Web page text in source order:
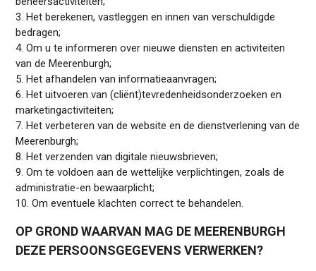
3. Het berekenen, vastleggen en innen van verschuldigde
bedragen;
4. Om u te informeren over nieuwe diensten en activiteiten
van de Meerenburgh;
5. Het afhandelen van informatieaanvragen;
6. Het uitvoeren van (cliënt)tevredenheidsonderzoeken en
marketingactiviteiten;
7. Het verbeteren van de website en de dienstverlening van de
Meerenburgh;
8. Het verzenden van digitale nieuwsbrieven;
9. Om te voldoen aan de wettelijke verplichtingen, zoals de
administratie-en bewaarplicht;
10. Om eventuele klachten correct te behandelen.
OP GROND WAARVAN MAG DE MEERENBURGH
DEZE PERSOONSGEGEVENS VERWERKEN?